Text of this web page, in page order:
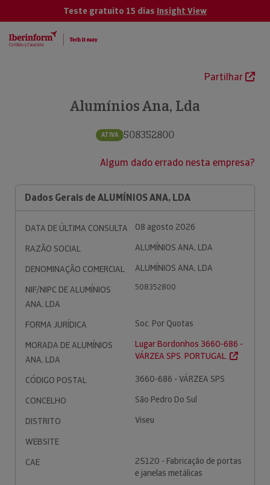
Teste gratuito 15 dias Insight View
Partilhar
Alumínios Ana, Lda
ATIVA 508352800
Algum dado errado nesta empresa?
Dados Gerais de ALUMÍNIOS ANA, LDA
DATA DE ÚLTIMA CONSULTA
08 agosto 2026
RAZÃO SOCIAL
ALUMÍNIOS ANA, LDA
DENOMINAÇÃO COMERCIAL
ALUMÍNIOS ANA, LDA
NIF/NIPC DE ALUMÍNIOS
ANA, LDA
508352800
FORMA JURÍDICA
Soc. Por Quotas
MORADA DE ALUMÍNIOS
ANA, LDA
Lugar Bordonhos 3660-686 -
VÁRZEA SPS. PORTUGAL.
CÓDIGO POSTAL
3660-686 - VÁRZEA SPS
CONCELHO
São Pedro Do Sul
DISTRITO
Viseu
WEBSITE
CAE
25120 - Fabricação de portas
e janelas metálicas